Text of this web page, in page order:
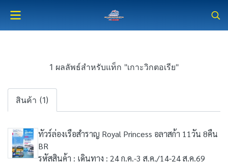
1 ผลลัพธ์สำหรับแท็ก "เกาะวิกตอเรีย"
สินค้า (1)
ทัวร์ล่องเรือสำราญ Royal Princess อลาสก้า 11วัน 8คืน
BR
รหัสสินค้า : เดินทาง : 24 ก.ค.-3 ส.ค./14-24 ส.ค.69